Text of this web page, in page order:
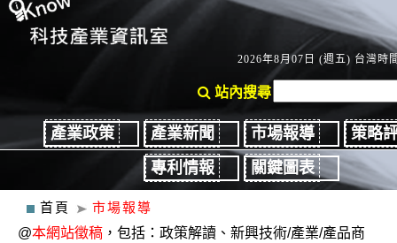
2026年8月07日 (週五) 台灣時
站內搜尋
產業政策 產業新聞 市場報導
策略
專利情報
關鍵圖表
首頁 市場報導
@本網站徵稿 ，包括：政策解讀、新興技術/產業/產品商